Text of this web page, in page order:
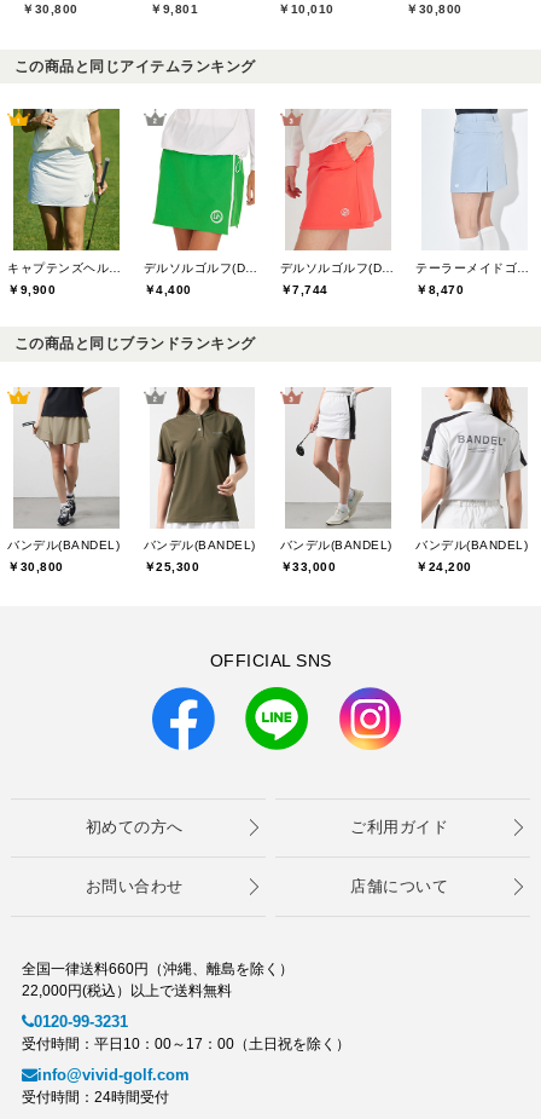
￥30,800
￥9,801
￥10,010
￥30,800
この商品と同じアイテムランキング
￥9,900
￥4,400
￥7,744
￥8,470
この商品と同じブランドランキング
バンデル(BANDEL)
￥30,800
バンデル(BANDEL)
￥25,300
バンデル(BANDEL)
￥33,000
バンデル(BANDEL)
￥24,200
OFFICIAL SNS
初めての方へ ご利用ガイド
お問い合わせ 店舗について
全国一律送料660円（沖縄、離島を除く）
22,000円(税込）以上で送料無料
0120-99-3231
受付時間：平日10：00～17：00（土日祝を除く）
info@vivid-golf.com
受付時間：24時間受付